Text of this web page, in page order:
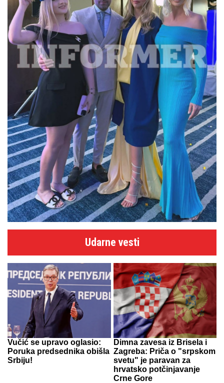
Udarne vesti
Vučić se upravo oglasio:
Poruka predsednika obišla
Srbiju!
Dimna zavesa iz Brisela i
Zagreba: Priča o "srpskom
svetu" je paravan za
hrvatsko potčinjavanje
Crne Gore